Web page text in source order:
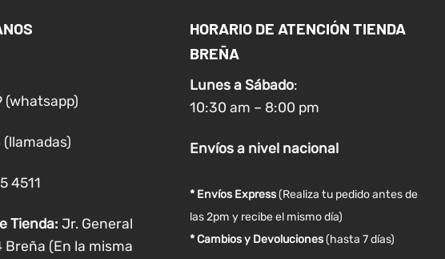
opciones
producto
(whatsapp)
(llamadas)
4511
Tienda: Jr. General
Breña (En la misma
HORARIO DE ATENCIÓN TIENDA
BREÑA
Lunes a Sábado:
10:30 am – 8:00 pm
Envíosa nivel nacional
* Envíos Express(Realiza tu pedido antes de
las 2pm y recibe el mismo día)
* Cambios y Devoluciones (hasta 7 días)